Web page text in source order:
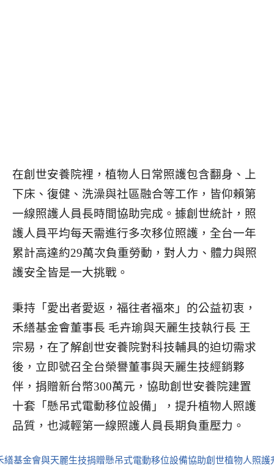
在創世安養院裡，植物人日常照護包含翻身、上
下床、復健、洗澡與社區融合等工作，皆仰賴第
一線照護人員長時間協助完成。據創世統計，照
護人員平均每天需進行多次移位照護，全台一年
累計高達約29萬次負重勞動，對人力、體力與照
護安全皆是一大挑戰。
秉持「愛出者愛返，福往者福來」的公益初衷，
禾繕基金會董事長 毛卉瑜與天麗生技執行長 王
宗易，在了解創世安養院對科技輔具的迫切需求
後，立即號召全台榮譽董事與天麗生技經銷夥
伴，捐贈新台幣300萬元，協助創世安養院建置
十套「懸吊式電動移位設備」，提升植物人照護
品質，也減輕第一線照護人員長期負重壓力。